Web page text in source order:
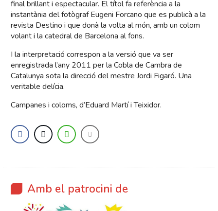
final brillant i espectacular. El títol fa referència a la
instantània del fotògraf Eugeni Forcano que es publicà a la
revista Destino i que donà la volta al món, amb un colom
volant i la catedral de Barcelona al fons.
I la interpretació correspon a la versió que va ser
enregistrada l’any 2011 per la Cobla de Cambra de
Catalunya sota la direcció del mestre Jordi Figaró. Una
veritable delícia.
Campanes i coloms, d’Eduard Martí i Teixidor.
Amb el patrocini de